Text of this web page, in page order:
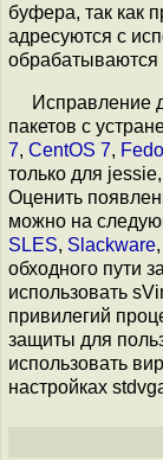
буфера, так как
адресуются с
обрабатываются
Исправление
пакетов с
7, CentOS 7,
только для
Оценить
можно на
SLES, Slackware,
обходного пути
использовать
привилегий
защиты для
использовать
настройках